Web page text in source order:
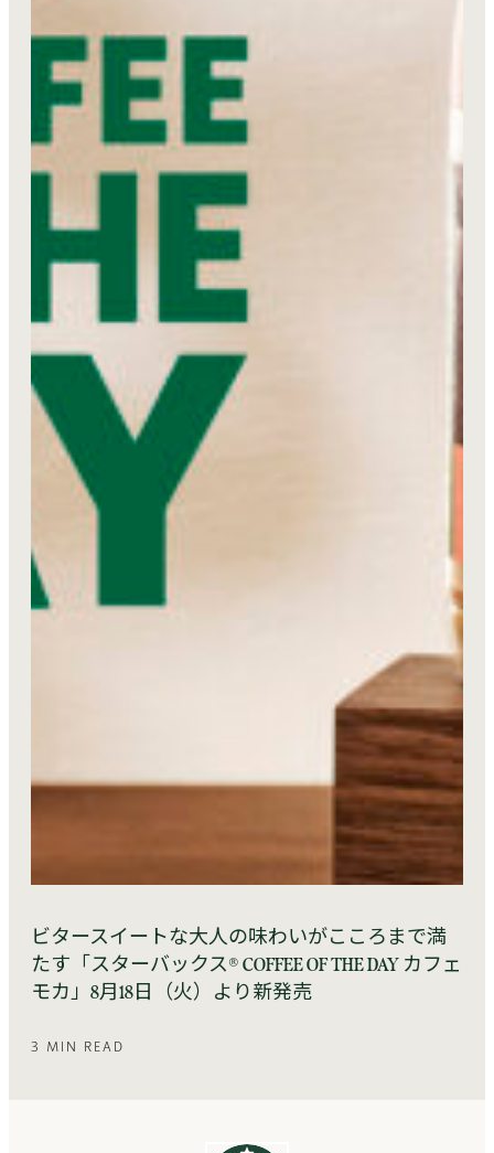
ビタースイートな大人の味わいがこころまで満
たす「スターバックス® COFFEE OF THE DAY カフェ
モカ」8月18日（火）より新発売
3 MIN READ